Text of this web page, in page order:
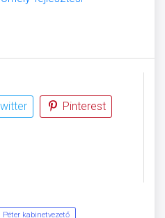
Pinterest
Péter kabinetvezető